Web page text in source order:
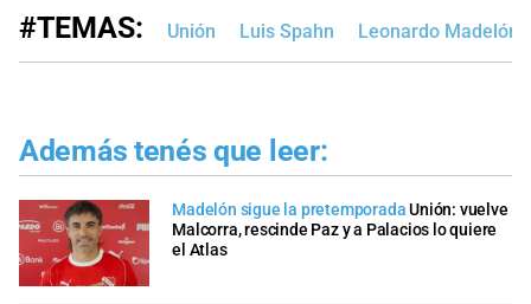
#TEMAS: Unión Luis Spahn Leonardo Madelón
Además tenés que leer:
Madelón sigue la pretemporadaUnión: vuelve
Malcorra, rescinde Paz y a Palacios lo quiere
el Atlas